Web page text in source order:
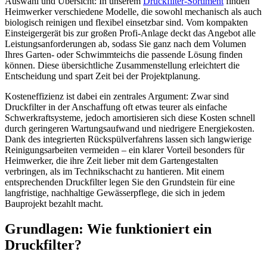
Heimwerker verschiedene Modelle, die sowohl mechanisch als auch
biologisch reinigen und flexibel einsetzbar sind. Vom kompakten
Einsteigergerät bis zur großen Profi-Anlage deckt das Angebot alle
Leistungsanforderungen ab, sodass Sie ganz nach dem Volumen
Ihres Garten- oder Schwimmteichs die passende Lösung finden
können. Diese übersichtliche Zusammenstellung erleichtert die
Entscheidung und spart Zeit bei der Projektplanung.
Kosteneffizienz ist dabei ein zentrales Argument: Zwar sind
Druckfilter in der Anschaffung oft etwas teurer als einfache
Schwerkraftsysteme, jedoch amortisieren sich diese Kosten schnell
durch geringeren Wartungsaufwand und niedrigere Energiekosten.
Dank des integrierten Rückspülverfahrens lassen sich langwierige
Reinigungsarbeiten vermeiden – ein klarer Vorteil besonders für
Heimwerker, die ihre Zeit lieber mit dem Gartengestalten
verbringen, als im Technikschacht zu hantieren. Mit einem
entsprechenden Druckfilter legen Sie den Grundstein für eine
langfristige, nachhaltige Gewässerpflege, die sich in jedem
Bauprojekt bezahlt macht.
Grundlagen: Wie funktioniert ein
Druckfilter?